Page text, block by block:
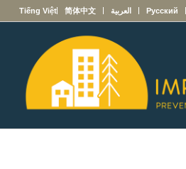
Русский العربية 简体中文
Tiếng Việt